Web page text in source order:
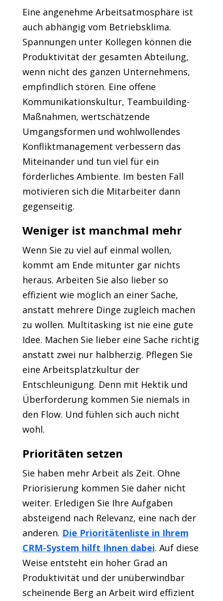
Eine angenehme Arbeitsatmosphäre ist
auch abhängig vom Betriebsklima.
Spannungen unter Kollegen können die
Produktivität der gesamten Abteilung,
wenn nicht des ganzen Unternehmens,
empfindlich stören. Eine offene
Kommunikationskultur, Teambuilding-
Maßnahmen, wertschätzende
Umgangsformen und wohlwollendes
Konfliktmanagement verbessern das
Miteinander und tun viel für ein
förderliches Ambiente. Im besten Fall
motivieren sich die Mitarbeiter dann
gegenseitig.
Weniger ist manchmal mehr
Wenn Sie zu viel auf einmal wollen,
kommt am Ende mitunter gar nichts
heraus. Arbeiten Sie also lieber so
effizient wie möglich an einer Sache,
anstatt mehrere Dinge zugleich machen
zu wollen. Multitasking ist nie eine gute
Idee. Machen Sie lieber eine Sache richtig
anstatt zwei nur halbherzig. Pflegen Sie
eine Arbeitsplatzkultur der
Entschleunigung. Denn mit Hektik und
Überforderung kommen Sie niemals in
den Flow. Und fühlen sich auch nicht
wohl.
Prioritäten setzen
Sie haben mehr Arbeit als Zeit. Ohne
Priorisierung kommen Sie daher nicht
weiter. Erledigen Sie Ihre Aufgaben
absteigend nach Relevanz, eine nach der
anderen. Die Prioritätenliste in Ihrem
CRM-System hilft Ihnen dabei. Auf diese
Weise entsteht ein hoher Grad an
Produktivität und der unüberwindbar
scheinende Berg an Arbeit wird effizient